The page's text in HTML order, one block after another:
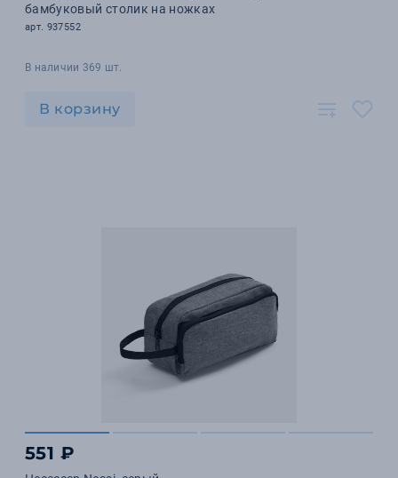
бамбуковый столик на ножках
арт. 937552
В наличии 369 шт.
В корзину
551 ₽